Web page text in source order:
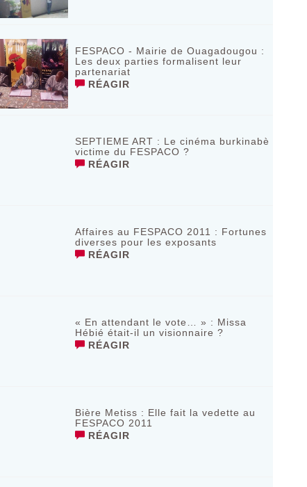
FESPACO - Mairie de Ouagadougou :
Les deux parties formalisent leur
partenariat
RÉAGIR
SEPTIEME ART : Le cinéma burkinabè
victime du FESPACO ?
RÉAGIR
Affaires au FESPACO 2011 : Fortunes
diverses pour les exposants
RÉAGIR
« En attendant le vote… » : Missa
Hébié était-il un visionnaire ?
RÉAGIR
Bière Metiss : Elle fait la vedette au
FESPACO 2011
RÉAGIR